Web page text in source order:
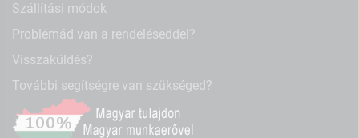
Szállítási módok
Problémád van a rendeléseddel?
Visszaküldés?
További segítségre van szükséged?